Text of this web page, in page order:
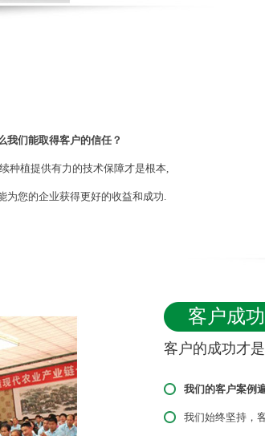
我们能取得客户的信任？
种植提供有力的技术保障才是根本,
为您的企业获得更好的收益和成功.
客户成功
客户的成功才
我们的客户案例
我们始终坚持，